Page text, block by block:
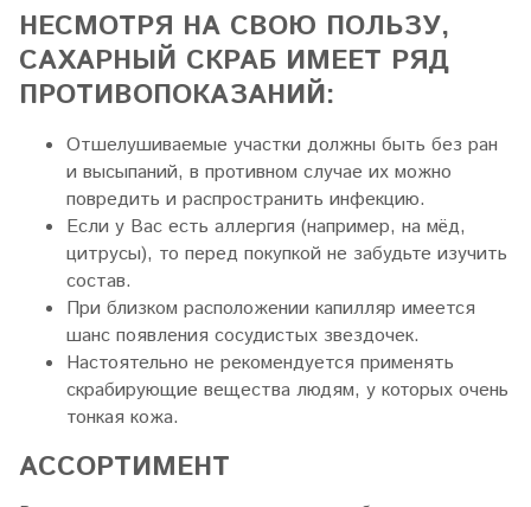
НЕСМОТРЯ НА СВОЮ ПОЛЬЗУ,
САХАРНЫЙ СКРАБ ИМЕЕТ РЯД
ПРОТИВОПОКАЗАНИЙ:
Отшелушиваемые участки должны быть без ран
и высыпаний, в противном случае их можно
повредить и распространить инфекцию.
Если у Вас есть аллергия (например, на мёд,
цитрусы), то перед покупкой не забудьте изучить
состав.
При близком расположении капилляр имеется
шанс появления сосудистых звездочек.
Настоятельно не рекомендуется применять
скрабирующие вещества людям, у которых очень
тонкая кожа.
АССОРТИМЕНТ